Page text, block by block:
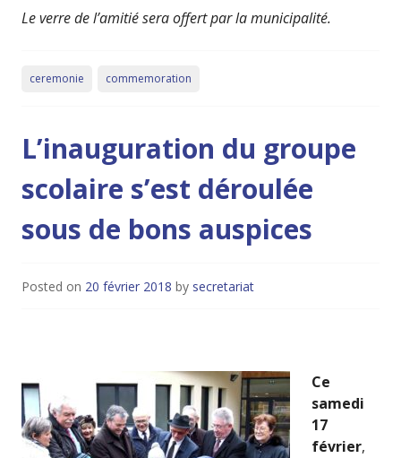
Le verre de l’amitié sera offert par la municipalité.
ceremonie commemoration
L’inauguration du groupe
scolaire s’est déroulée
sous de bons auspices
Posted on 20 février 2018 by secretariat
Ce
samedi
17
février,